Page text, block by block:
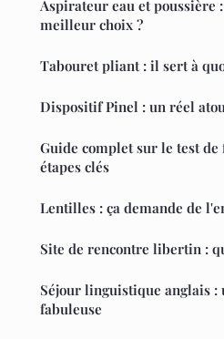
Aspirateur eau et poussière
meilleur choix ?
Tabouret pliant : il sert à
Dispositif Pinel : un réel
Guide complet sur le test de
étapes clés
Lentilles : ça demande de
Site de rencontre libertin :
Séjour linguistique anglais :
fabuleuse